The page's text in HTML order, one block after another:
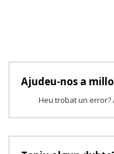
Ajudeu-nos a
Heu trobat un error?